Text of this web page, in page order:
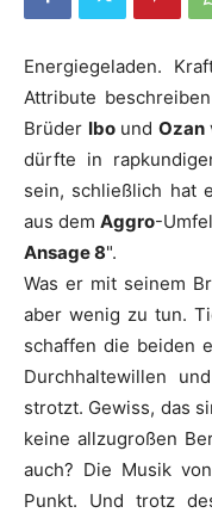
Energiegeladen.
Attribute
Brüder Ibo und Ozan
dürfte in
sein, schließlich hat
aus dem Aggro-
Ansage 8".
Was er mit seinem
aber wenig zu tun.
schaffen die beiden
Durchhaltewillen
strotzt. Gewiss, das
keine allzugroßen
auch? Die Musik von
Punkt. Und trotz